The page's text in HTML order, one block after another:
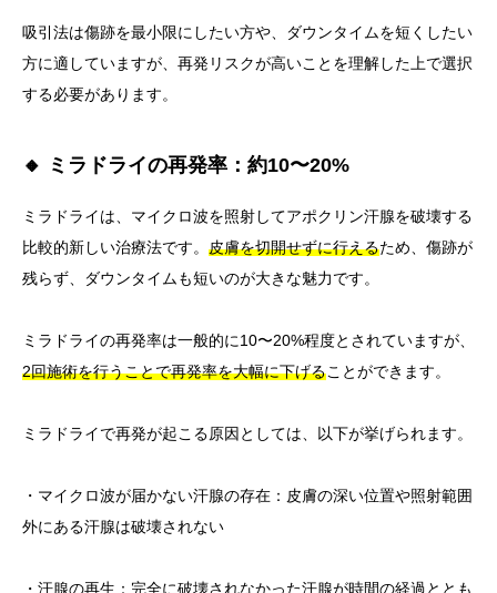
吸引法は傷跡を最小限にしたい方や、ダウンタイムを短くしたい
方に適していますが、再発リスクが高いことを理解した上で選択
する必要があります。
🔸 ミラドライの再発率：約10〜20%
ミラドライは、マイクロ波を照射してアポクリン汗腺を破壊する
比較的新しい治療法です。 皮膚を切開せずに行えるため、傷跡が
残らず、ダウンタイムも短いのが大きな魅力です。
ミラドライの再発率は一般的に10〜20%程度とされていますが、
2回施術を行うことで再発率を大幅に下げることができます。
ミラドライで再発が起こる原因としては、以下が挙げられます。
・マイクロ波が届かない汗腺の存在：皮膚の深い位置や照射範囲
外にある汗腺は破壊されない
・汗腺の再生：完全に破壊されなかった汗腺が時間の経過ととも